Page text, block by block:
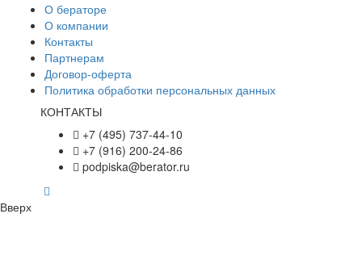
О бераторе
О компании
Контакты
Партнерам
Договор-оферта
Политика обработки персональных данных
КОНТАКТЫ
+7 (495) 737-44-10
+7 (916) 200-24-86
podpiska@berator.ru
Вверх